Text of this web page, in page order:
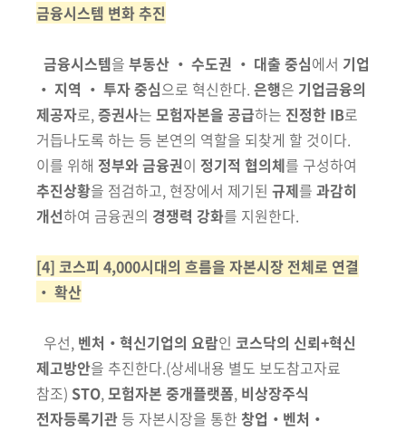
금융시스템 변화 추진
금융시스템을 부동산 ‧ 수도권 ‧ 대출 중심에서 기업
‧ 지역 ‧ 투자 중심으로 혁신한다. 은행은 기업금융의
제공자로,증권사는 모험자본을 공급하는 진정한 IB로
거듭나도록 하는 등 본연의 역할을 되찾게 할 것이다.
이를 위해 정부와 금융권이 정기적 협의체를 구성하여
추진상황을 점검하고, 현장에서 제기된 규제를 과감히
개선하여 금융권의 경쟁력 강화를 지원한다.
[4] 코스피 4,000시대의 흐름을 자본시장 전체로 연결
‧ 확산
우선, 벤처‧혁신기업의 요람인 코스닥의 신뢰+혁신
제고방안을 추진한다.(상세내용 별도 보도참고자료
참조) STO,모험자본 중개플랫폼, 비상장주식
전자등록기관 등 자본시장을 통한 창업‧벤처‧